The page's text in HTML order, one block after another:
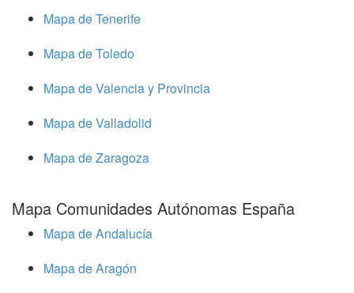
Mapa de Tenerife
Mapa de Toledo
Mapa de Valencia y Provincia
Mapa de Valladolid
Mapa de Zaragoza
Mapa Comunidades Autónomas España
Mapa de Andalucía
Mapa de Aragón